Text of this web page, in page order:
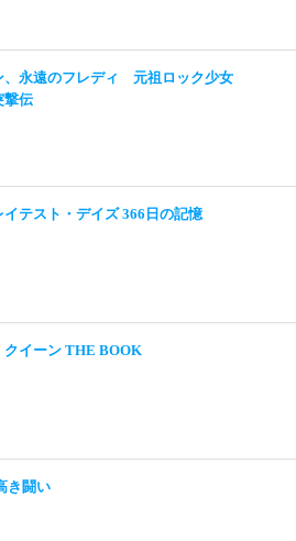
、永遠のフレディ 元祖ロック少女
撃伝
テスト・デイズ 366日の記憶
クイーン THE BOOK
き闘い